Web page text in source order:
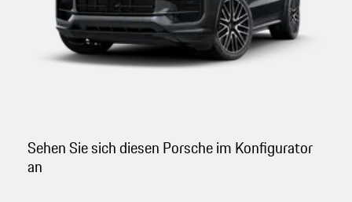
Sehen Sie sich diesen Porsche im Konfigurator
an